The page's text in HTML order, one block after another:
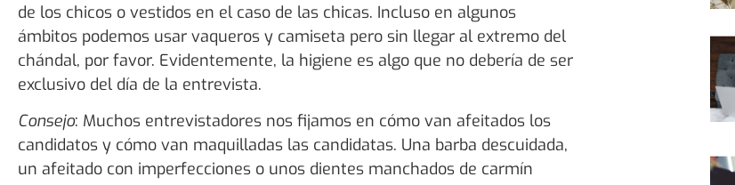
de los chicos o vestidos en el caso de las chicas. Incluso en algunos
ámbitos podemos usar vaqueros y camiseta pero sin llegar al extremo del
chándal, por favor. Evidentemente, la higiene es algo que no debería de ser
exclusivo del día de la entrevista.
Consejo: Muchos entrevistadores nos fijamos en cómo van afeitados los
candidatos y cómo van maquilladas las candidatas. Una barba descuidada,
un afeitado con imperfecciones o unos dientes manchados de carmín